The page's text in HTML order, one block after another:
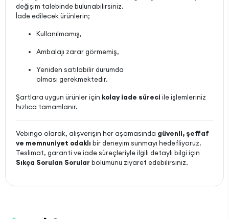
değişim talebinde bulunabilirsiniz.
İade edilecek ürünlerin;
Kullanılmamış,
Ambalajı zarar görmemiş,
Yeniden satılabilir durumda
olması gerekmektedir.
Şartlara uygun ürünler için kolay iade süreci ile işlemleriniz
hızlıca tamamlanır.
Vebingo olarak, alışverişin her aşamasında güvenli, şeffaf
ve memnuniyet odaklı bir deneyim sunmayı hedefliyoruz.
Teslimat, garanti ve iade süreçleriyle ilgili detaylı bilgi için
Sıkça Sorulan Sorular bölümünü ziyaret edebilirsiniz.